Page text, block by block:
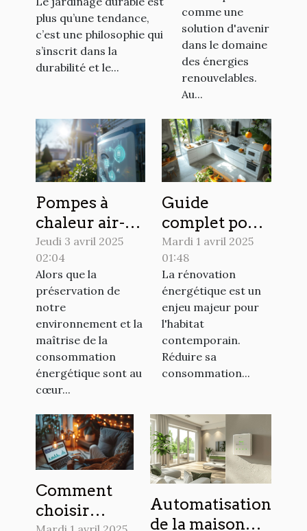
respectueux de
l'environnement
plus qu’une tendance,
c’est une philosophie qui
s’inscrit dans la
durabilité et le...
rentable
dans votre
région
comme une
solution d'avenir
dans le domaine
des énergies
renouvelables.
Au...
Pompes à
chaleur air-
eau avantages
et économies
potentielles
pour les
propriétaires
Jeudi 3 avril 2025
02:04
Alors que la
préservation de
notre
environnement et la
maîtrise de la
consommation
énergétique sont au
cœur...
Guide
complet pour
maîtriser
votre
rénovation
énergétique
Mardi 1 avril 2025
01:48
La rénovation
énergétique est un
enjeu majeur pour
l'habitat
contemporain.
Réduire sa
consommation...
Comment
choisir
Automatisation
de la maison